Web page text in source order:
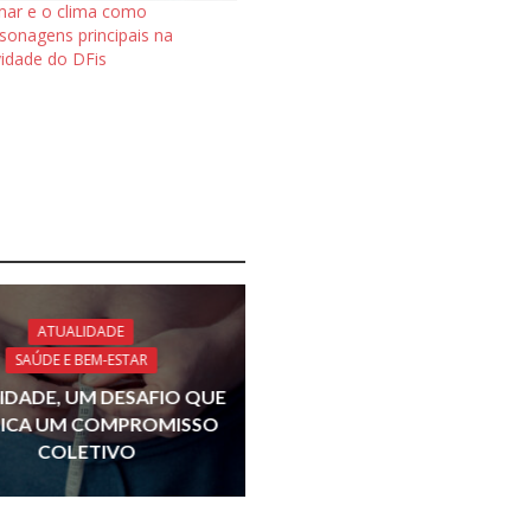
e o clima como
principais na
do DFis
ATUALIDADE
SAÚDE E BEM-ESTAR
UM DESAFIO QUE
UM COMPROMISSO
COLETIVO